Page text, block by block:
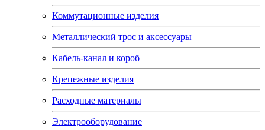
Коммутационные изделия
Металлический трос и аксессуары
Кабель-канал и короб
Крепежные изделия
Расходные материалы
Электрооборудование